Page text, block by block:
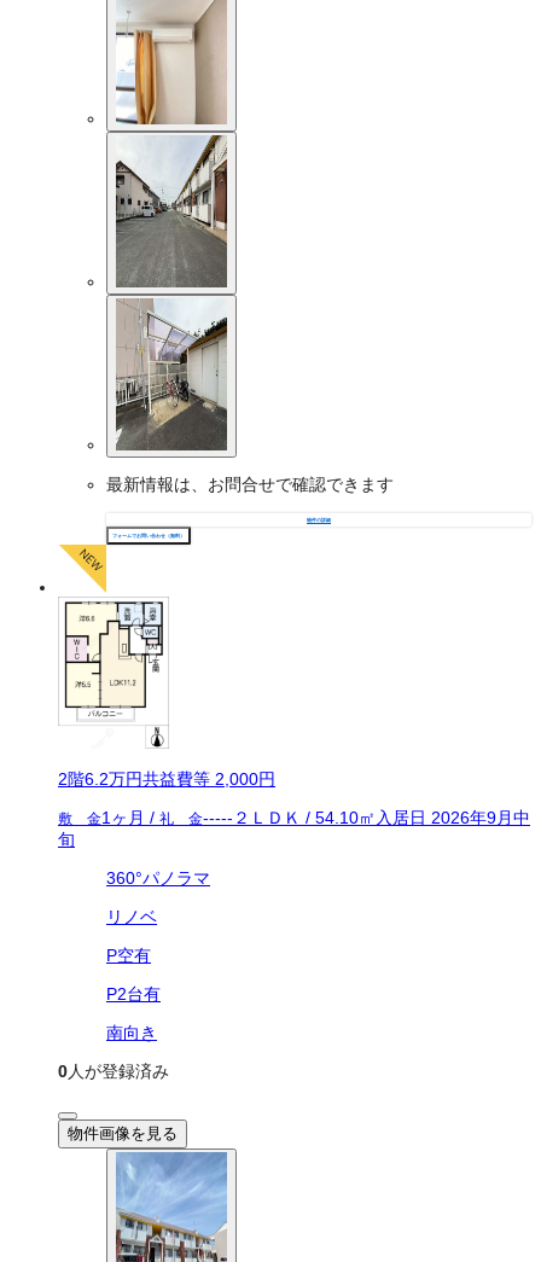
最新情報は、お問合せで確認できます
物件の詳細
フォームでお問い合わせ（無料）
2階6.2万円共益費等 2,000円
敷 金1ヶ月 / 礼 金----- ２ＬＤＫ / 54.10㎡ 入居日 2026年9月中
旬
360°パノラマ
リノベ
P空有
P2台有
南向き
0人が登録済み
物件画像を見る